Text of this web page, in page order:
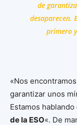
de
desaparecen.
primero
«Nos
garantizar unos
Estamos hablando
de la ESO«. De